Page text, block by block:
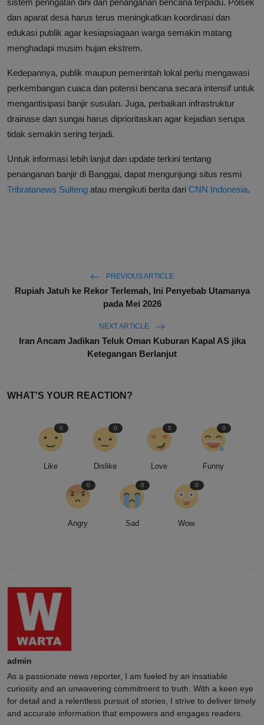
sistem peringatan dini dan penanganan bencana terpadu. Polsek
dan aparat desa harus terus meningkatkan koordinasi dan
edukasi publik agar kesiapsiagaan warga semakin matang
menghadapi musim hujan ekstrem.
Kedepannya, publik maupun pemerintah lokal perlu mengawasi
perkembangan cuaca dan potensi bencana secara intensif untuk
mengantisipasi banjir susulan. Juga, perbaikan infrastruktur
drainase dan sungai harus diprioritaskan agar kejadian serupa
tidak semakin sering terjadi.
Untuk informasi lebih lanjut dan update terkini tentang
penanganan banjir di Banggai, dapat mengunjungi situs resmi
Tribratanews Sulteng atau mengikuti berita dari CNN Indonesia.
PREVIOUS ARTICLE
Rupiah Jatuh ke Rekor Terlemah, Ini Penyebab Utamanya
pada Mei 2026
NEXT ARTICLE
Iran Ancam Jadikan Teluk Oman Kuburan Kapal AS jika
Ketegangan Berlanjut
WHAT'S YOUR REACTION?
Like
0
Dislike
0
Love
0
Funny
0
Angry
0
Sad
0
Wow
0
admin
As a passionate news reporter, I am fueled by an insatiable
curiosity and an unwavering commitment to truth. With a keen eye
for detail and a relentless pursuit of stories, I strive to deliver timely
and accurate information that empowers and engages readers.